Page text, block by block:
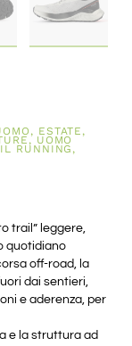
, ESTATE ,
, UOMO
RUNNING ,
trail” leggere,
quotidiano
off-road, la
dai sentieri,
e aderenza, per
e la struttura ad